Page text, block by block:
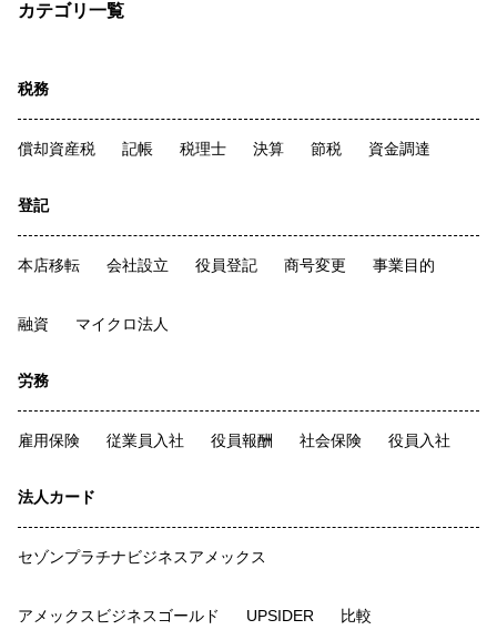
カテゴリ一覧
税務
償却資産税 記帳 税理士 決算 節税 資金調達
登記
本店移転 会社設立 役員登記 商号変更 事業目的
融資 マイクロ法人
労務
雇用保険 従業員入社 役員報酬 社会保険 役員入社
法人カード
セゾンプラチナビジネスアメックス
アメックスビジネスゴールド UPSIDER 比較